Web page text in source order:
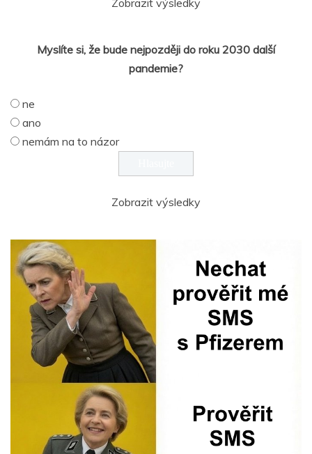
Myslíte si, že bude nejpozději do roku 2030 další
pandemie?
ne
ano
nemám na to názor
Zobrazit výsledky